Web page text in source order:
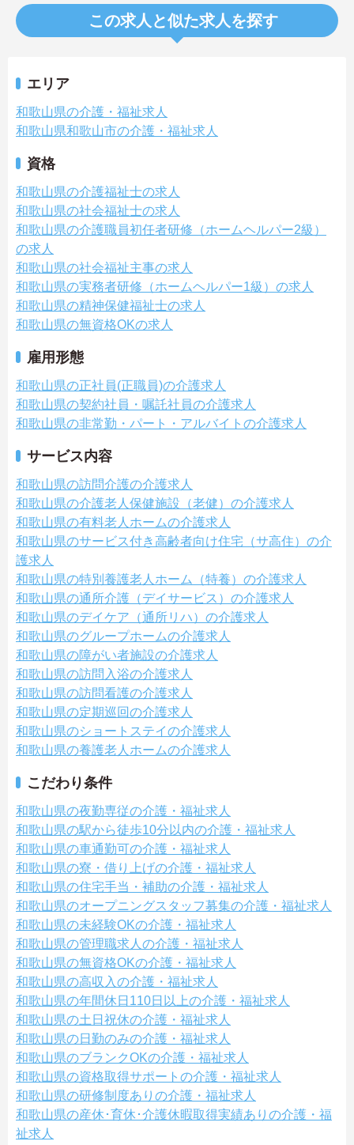
この求人と似た求人を探す
エリア
和歌山県の介護・福祉求人
和歌山県和歌山市の介護・福祉求人
資格
和歌山県の介護福祉士の求人
和歌山県の社会福祉士の求人
和歌山県の介護職員初任者研修（ホームヘルパー2級）
の求人
和歌山県の社会福祉主事の求人
和歌山県の実務者研修（ホームヘルパー1級）の求人
和歌山県の精神保健福祉士の求人
和歌山県の無資格OKの求人
雇用形態
和歌山県の正社員(正職員)の介護求人
和歌山県の契約社員・嘱託社員の介護求人
和歌山県の非常勤・パート・アルバイトの介護求人
サービス内容
和歌山県の訪問介護の介護求人
和歌山県の介護老人保健施設（老健）の介護求人
和歌山県の有料老人ホームの介護求人
和歌山県のサービス付き高齢者向け住宅（サ高住）の介
護求人
和歌山県の特別養護老人ホーム（特養）の介護求人
和歌山県の通所介護（デイサービス）の介護求人
和歌山県のデイケア（通所リハ）の介護求人
和歌山県のグループホームの介護求人
和歌山県の障がい者施設の介護求人
和歌山県の訪問入浴の介護求人
和歌山県の訪問看護の介護求人
和歌山県の定期巡回の介護求人
和歌山県のショートステイの介護求人
和歌山県の養護老人ホームの介護求人
こだわり条件
和歌山県の夜勤専従の介護・福祉求人
和歌山県の駅から徒歩10分以内の介護・福祉求人
和歌山県の車通勤可の介護・福祉求人
和歌山県の寮・借り上げの介護・福祉求人
和歌山県の住宅手当・補助の介護・福祉求人
和歌山県のオープニングスタッフ募集の介護・福祉求人
和歌山県の未経験OKの介護・福祉求人
和歌山県の管理職求人の介護・福祉求人
和歌山県の無資格OKの介護・福祉求人
和歌山県の高収入の介護・福祉求人
和歌山県の年間休日110日以上の介護・福祉求人
和歌山県の土日祝休の介護・福祉求人
和歌山県の日勤のみの介護・福祉求人
和歌山県のブランクOKの介護・福祉求人
和歌山県の資格取得サポートの介護・福祉求人
和歌山県の研修制度ありの介護・福祉求人
和歌山県の産休･育休･介護休暇取得実績ありの介護・福
祉求人